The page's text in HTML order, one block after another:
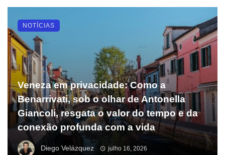
Veneza em privacidade: Como a
Benarrivati, sob o olhar de Antonella
Giancoli, resgata o valor do tempo e da
conexão profunda com a vida
Diego Velázquez julho 16, 2026
NOTÍCIAS